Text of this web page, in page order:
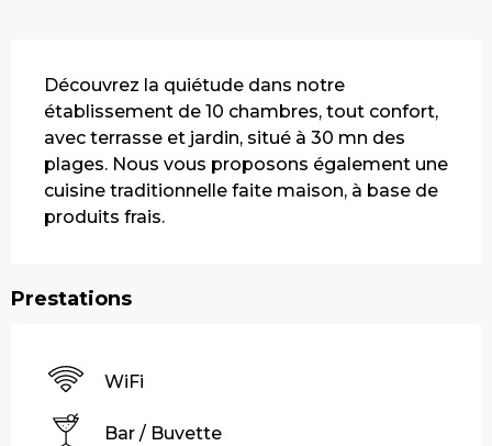
Découvrez la quiétude dans notre
établissement de 10 chambres, tout confort,
avec terrasse et jardin, situé à 30 mn des
plages. Nous vous proposons également une
cuisine traditionnelle faite maison, à base de
produits frais.
Prestations
WiFi
Bar / Buvette